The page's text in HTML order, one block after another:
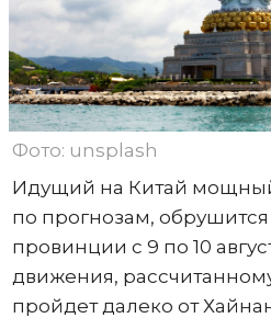
Фото: unsplash
Идущий на Китай
по прогнозам,
провинции с 9 по 10
движения,
пройдет далеко от